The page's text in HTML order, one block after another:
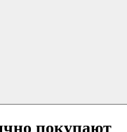
покупают